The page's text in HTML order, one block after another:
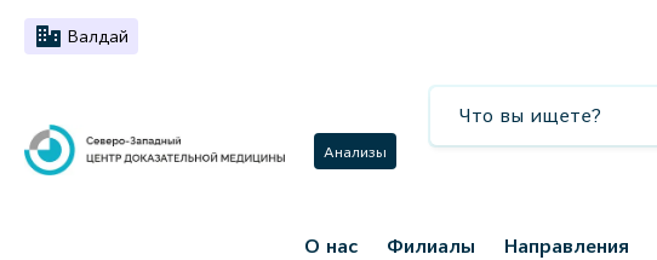
Валдай
Анализы
О нас Филиалы Направления